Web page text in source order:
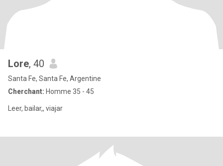
Lore, 40
Santa Fe, Santa Fe, Argentine
Cherchant: Homme 35 - 45
Leer, bailar,, viajar